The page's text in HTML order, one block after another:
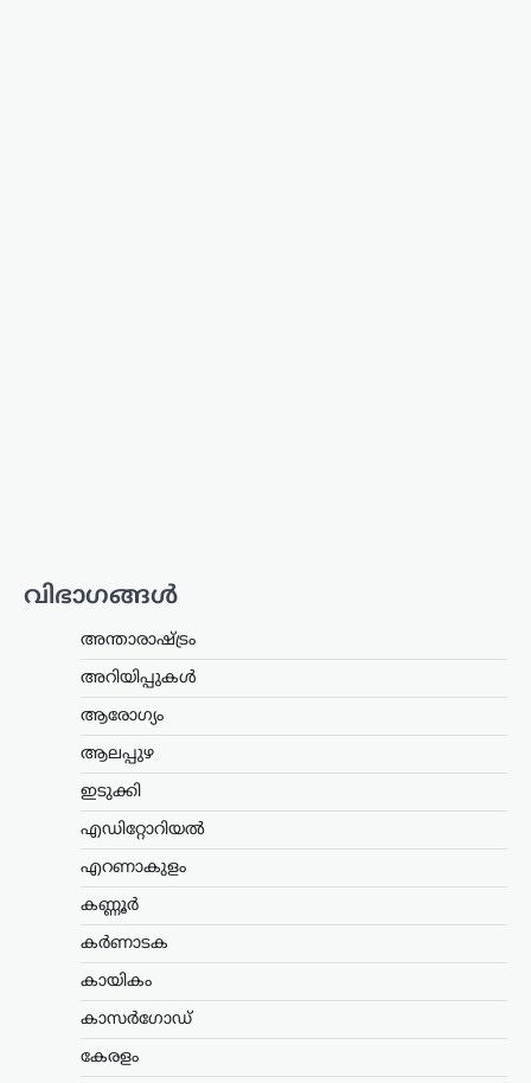
വിഭാഗങ്ങൾ
അന്താരാഷ്ട്രം
അറിയിപ്പുകൾ
ആരോഗ്യം
ആലപ്പുഴ
ഇടുക്കി
എഡിറ്റോറിയൽ
എറണാകുളം
കണ്ണൂർ
കർണാടക
കായികം
കാസർഗോഡ്
കേരളം
അന്താരാഷ്ട്രം
അലി ഖമേനിയുടെ
മരണത്തിന് പിന്നാലെ
രാജ്യം തകരുമെന്ന്
അമേരിക്കയും
നേതാവിന്റെ സാന്നിധ്യം
കരുത്തെന്ന് ഇറാൻ
പ്രസിഡന്റ്
ബുദ്ധിമുട്ടേറിയതാണെങ്കിലും,
അദ്ദേഹത്തിന്റെ നേതൃത്വം രാജ്യത്തിന്